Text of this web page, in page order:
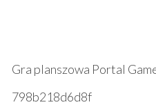
Gra planszowa Portal
798b218d6d8f